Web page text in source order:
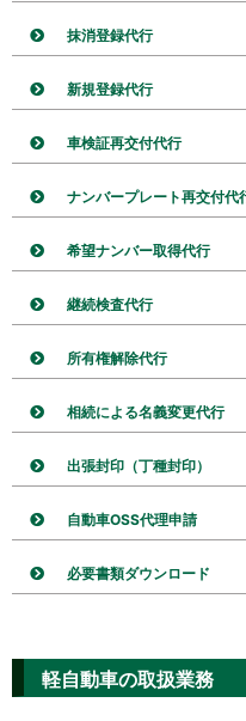
抹消登録代行
新規登録代行
車検証再交付代行
ナンバープレート再交付代
希望ナンバー取得代行
継続検査代行
所有権解除代行
相続による名義変更代行
出張封印（丁種封印）
自動車OSS代理申請
必要書類ダウンロード
軽自動車の取扱業務